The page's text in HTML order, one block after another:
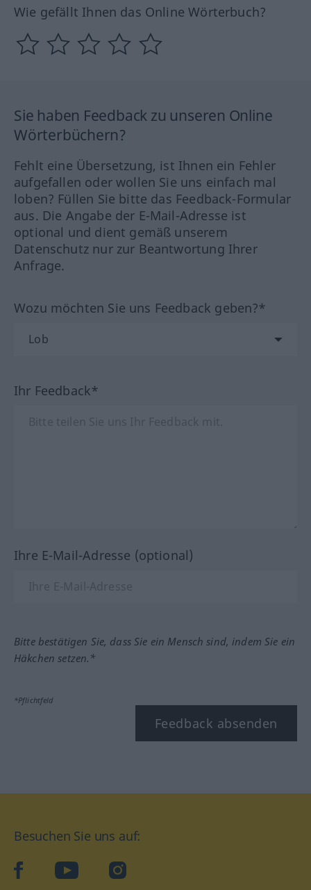
Wie gefällt Ihnen das Online Wörterbuch?
Sie haben Feedback zu unseren Online
Wörterbüchern?
Fehlt eine Übersetzung, ist Ihnen ein Fehler
aufgefallen oder wollen Sie uns einfach mal
loben? Füllen Sie bitte das Feedback-Formular
aus. Die Angabe der E-Mail-Adresse ist
optional und dient gemäß unserem
Datenschutz nur zur Beantwortung Ihrer
Anfrage.
Wozu möchten Sie uns Feedback geben?*
Ihr Feedback*
Ihre E-Mail-Adresse (optional)
Bitte bestätigen Sie, dass Sie ein Mensch sind, indem Sie ein
Häkchen setzen.*
*Pflichtfeld
Feedback absenden
Besuchen Sie uns auf:
facebookYouTube Instagram